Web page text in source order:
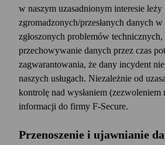
w naszym uzasadnionym interesie
zgromadzonych/przesłanych danych
zgłoszonych problemów technicznych,
przechowywanie danych przez czas
zagwarantowania, że dany incydent
naszych usługach. Niezależnie od
kontrolę nad wysłaniem (zezwoleniem
informacji do firmy F‑Secure.
Przenoszenie i ujawnianie